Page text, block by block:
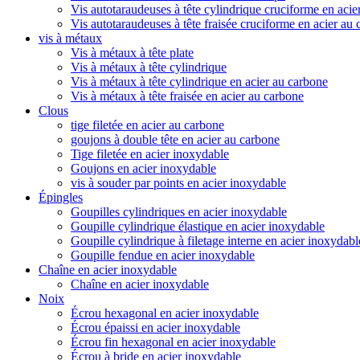
Vis autotaraudeuses à tête cylindrique cruciforme en
Vis autotaraudeuses à tête fraisée cruciforme en acier au
vis à métaux
Vis à métaux à tête plate
Vis à métaux à tête cylindrique
Vis à métaux à tête cylindrique en acier au carbone
Vis à métaux à tête fraisée en acier au carbone
Clous
tige filetée en acier au carbone
goujons à double tête en acier au carbone
Tige filetée en acier inoxydable
Goujons en acier inoxydable
vis à souder par points en acier inoxydable
Épingles
Goupilles cylindriques en acier inoxydable
Goupille cylindrique élastique en acier inoxydable
Goupille cylindrique à filetage interne en acier
Goupille fendue en acier inoxydable
Chaîne en acier inoxydable
Chaîne en acier inoxydable
Noix
Écrou hexagonal en acier inoxydable
Écrou épaissi en acier inoxydable
Écrou fin hexagonal en acier inoxydable
Écrou à bride en acier inoxydable